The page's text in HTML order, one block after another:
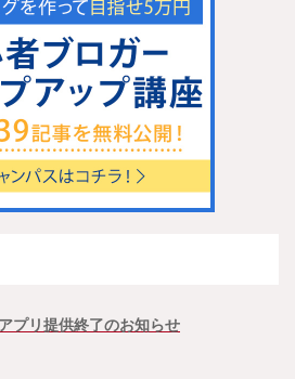
プリ提供終了のお知らせ